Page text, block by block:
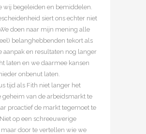
wij begeleiden en bemiddelen.
siert ons echter niet
doen naar mijn mening alle
belanghebbenden tekort als
aanpak en resultaten nog langer
laten en we daarmee kansen
onbenut laten.
tijd als Fith niet langer het
geheim van de arbeidsmarkt te
proactief de markt tegemoet te
op een schreeuwerige
maar door te vertellen wie we